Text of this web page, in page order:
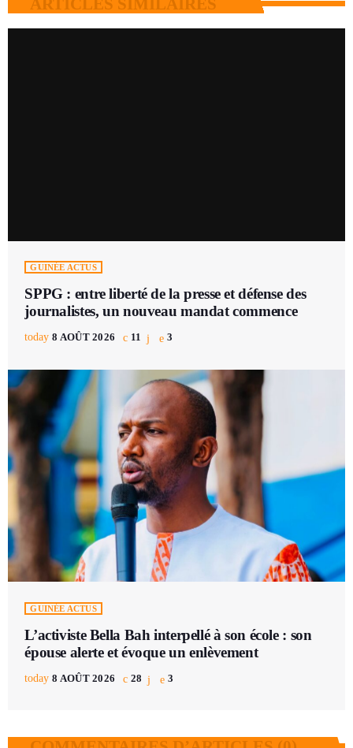
ARTICLES SIMILAIRES
GUINÉE ACTUS
SPPG : entre liberté de la presse et défense des
journalistes, un nouveau mandat commence
today 8 AOÛT 2026 11 3
GUINÉE ACTUS
L’activiste Bella Bah interpellé à son école : son
épouse alerte et évoque un enlèvement
today 8 AOÛT 2026 28 3